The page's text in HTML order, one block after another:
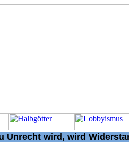
Unrecht wird, wird